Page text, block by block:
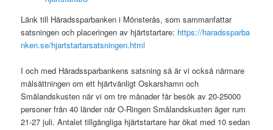
Länk till Häradssparbanken i Mönsterås, som sammanfattar
satsningen och placeringen av hjärtstartare: https://haradssparba
nken.se/hjartstartarsatsningen.html
I och med Häradssparbankens satsning så är vi också närmare
målsättningen om ett hjärtvänligt Oskarshamn och
Smålandskusten när vi om tre månader får besök av 20-25000
personer från 40 länder när O-Ringen Smålandskusten äger rum
21-27 juli. Antalet tillgängliga hjärtstartare har ökat med 10 sedan